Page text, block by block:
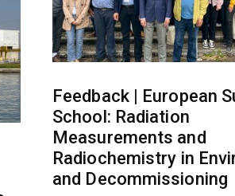
Feedback | European
School: Radiation
Measurements and
Radiochemistry in
and Decommissioning